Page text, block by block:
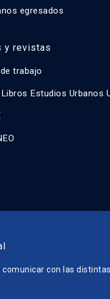
egresados
y revistas
trabajo
Estudios Urbanos
con las